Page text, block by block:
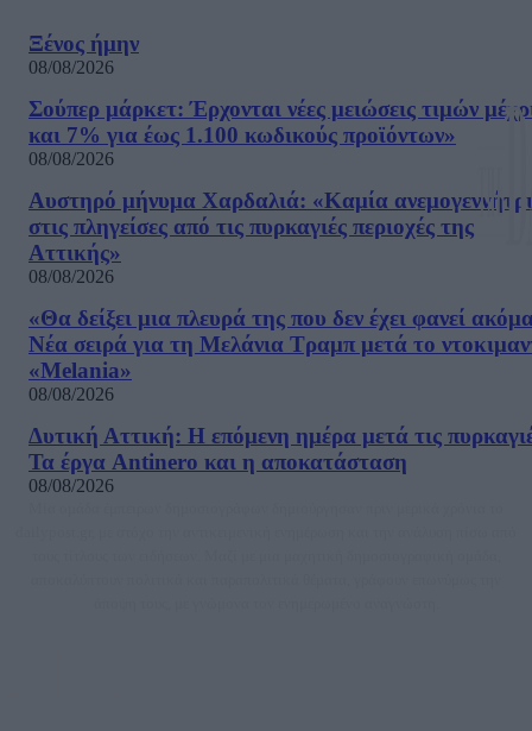
Ξένος ήμην
08/08/2026
Σούπερ μάρκετ: Έρχονται νέες μειώσεις τιμών
και 7% για έως 1.100 κωδικούς προϊόντων»
08/08/2026
Αυστηρό μήνυμα Χαρδαλιά: «Καμία
στις πληγείσες από τις πυρκαγιές περιοχές της
Αττικής»
08/08/2026
«Θα δείξει μια πλευρά της που δεν έχει φανεί
Νέα σειρά για τη Μελάνια Τραμπ μετά το
«Melania»
08/08/2026
Δυτική Αττική: Η επόμενη ημέρα μετά τις
Τα έργα Antinero και η αποκατάσταση
08/08/2026